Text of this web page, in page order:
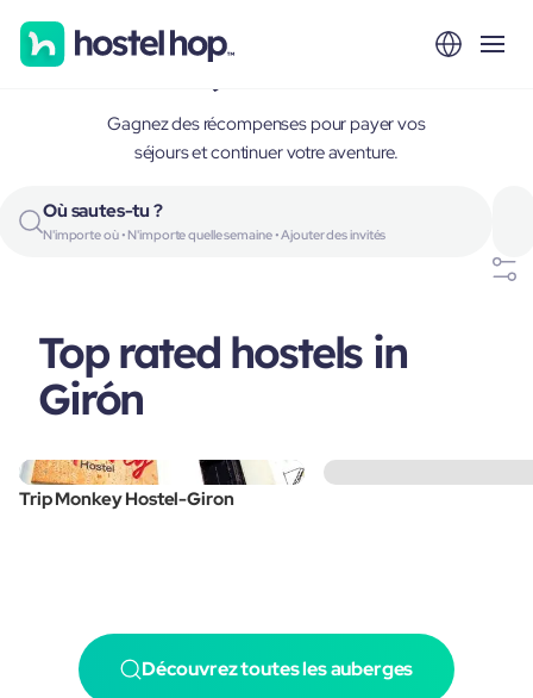
Girón, Colombia
Gagnez des récompenses pour payer vos
séjours et continuer votre aventure.
Où sautes-tu ?
N'importe où • N'importe quelle semaine • Ajouter des invités
Top rated hostels in
Girón
Trip Monkey Hostel-Giron
Découvrez toutes les auberges